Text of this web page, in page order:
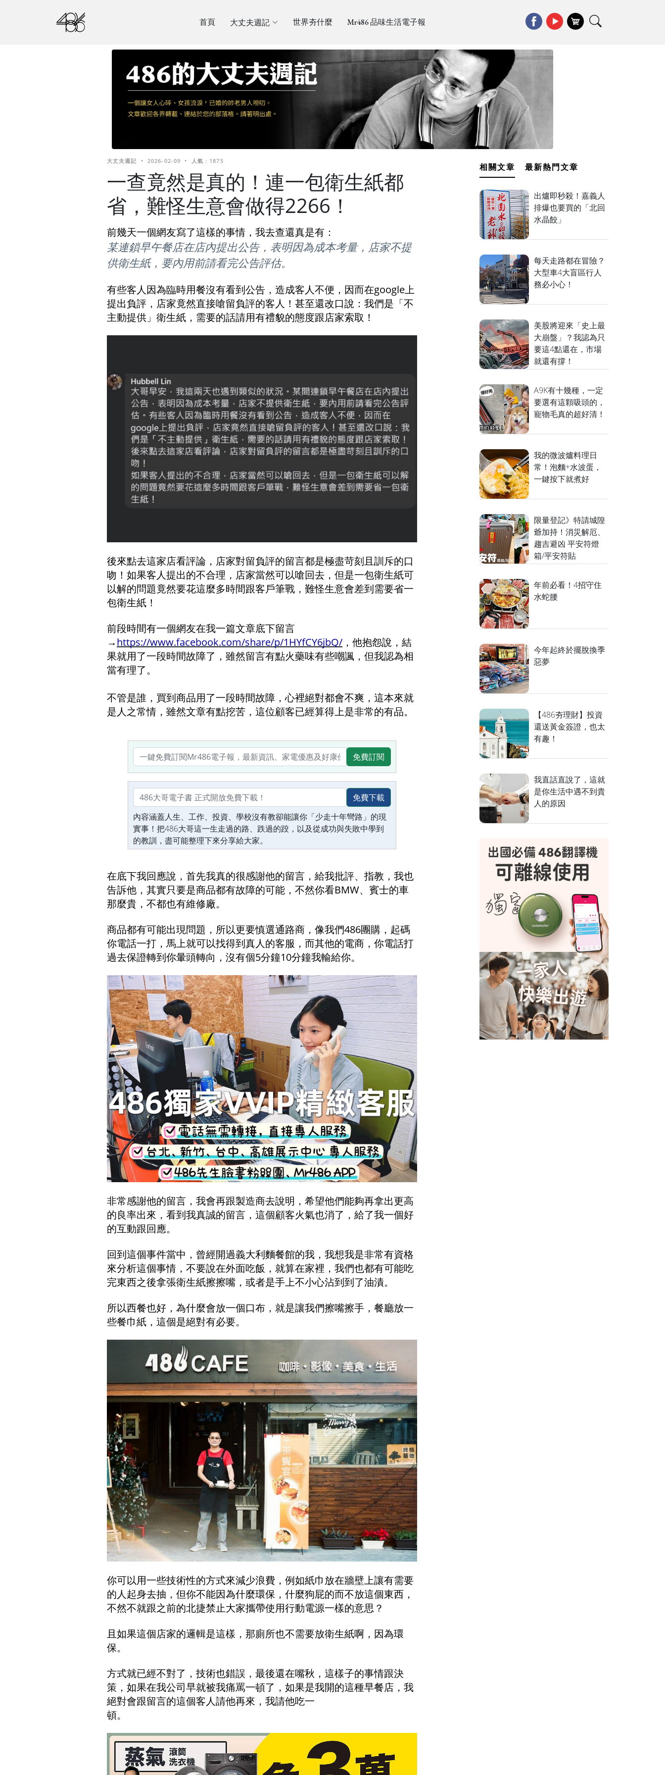
首頁 大丈夫週記 世界夯什麼 Mr486 品味生活電子報
大丈夫週記 • 2026-02-09 • 人氣 : 1875
一查竟然是真的！連一包衛生紙都
省，難怪生意會做得2266！
前幾天一個網友寫了這樣的事情，我去查還真是有：
某連鎖早午餐店在店內提出公告，表明因為成本考量，店家不提
供衛生紙，要內用前請看完公告評估。
有些客人因為臨時用餐沒有看到公告，造成客人不便，因而在google上
提出負評，店家竟然直接嗆留負評的客人！甚至還改口說：我們是「不
主動提供」衛生紙，需要的話請用有禮貌的態度跟店家索取！
後來點去這家店看評論，店家對留負評的留言都是極盡苛刻且訓斥的口
吻！如果客人提出的不合理，店家當然可以嗆回去，但是一包衛生紙可
以解的問題竟然要花這麼多時間跟客戶筆戰，難怪生意會差到需要省一
包衛生紙！
前段時間有一個網友在我一篇文章底下留言
→https://www.facebook.com/share/p/1HYfCY6jbQ/ ，他抱怨說，結
果就用了一段時間故障了，雖然留言有點火藥味有些嘲諷，但我認為相
當有理了。
不管是誰，買到商品用了一段時間故障，心裡絕對都會不爽，這本來就
是人之常情，雖然文章有點挖苦，這位顧客已經算得上是非常的有品。
免費訂閱
免費下載
內容涵蓋人生、工作、投資、學校沒有教卻能讓你「少走十年彎路」的現
實事！把486大哥這一生走過的路、跌過的跤，以及從成功與失敗中學到
的教訓，盡可能整理下來分享給大家。
在底下我回應說，首先我真的很感謝他的留言，給我批評、指教，我也
告訴他，其實只要是商品都有故障的可能，不然你看BMW、賓士的車
那麼貴，不都也有維修廠。
商品都有可能出現問題，所以更要慎選通路商，像我們486團購，起碼
你電話一打，馬上就可以找得到真人的客服，而其他的電商，你電話打
過去保證轉到你暈頭轉向，沒有個5分鐘10分鐘我輸給你。
非常感謝他的留言，我會再跟製造商去說明，希望他們能夠再拿出更高
的良率出來，看到我真誠的留言，這個顧客火氣也消了，給了我一個好
的互動跟回應。
回到這個事件當中，曾經開過義大利麵餐館的我，我想我是非常有資格
來分析這個事情，不要說在外面吃飯，就算在家裡，我們也都有可能吃
完東西之後拿張衛生紙擦擦嘴，或者是手上不小心沾到到了油漬。
所以西餐也好，為什麼會放一個口布，就是讓我們擦嘴擦手，餐廳放一
些餐巾紙，這個是絕對有必要。
你可以用一些技術性的方式來減少浪費，例如紙巾放在牆壁上讓有需要
的人起身去抽，但你不能因為什麼環保，什麼狗屁的而不放這個東西，
不然不就跟之前的北捷禁止大家攜帶使用行動電源一樣的意思？
且如果這個店家的邏輯是這樣，那廁所也不需要放衛生紙啊，因為環
保。
方式就已經不對了，技術也錯誤，最後還在嘴秋，這樣子的事情跟決
策，如果在我公司早就被我痛罵一頓了，如果是我開的這種早餐店，我
絕對會跟留言的這個客人請他再來，我請他吃一
頓。
相關文章 最新熱門文章
出爐即秒殺！嘉義人
排爆也要買的「北回
水晶餃」
每天走路都在冒險？
大型車4大盲區行人
務必小心！
美股將迎來「史上最
大崩盤」？我認為只
要這4點還在，市場
就還有撐！
A9K有十幾種，一定
要選有這顆吸頭的，
寵物毛真的超好清！
我的微波爐料理日
常！泡麵+水波蛋，
一鍵按下就煮好
限量登記》特請城隍
爺加持！消災解厄、
趨吉避凶 平安符燈
箱/平安符貼
年前必看！4招守住
水蛇腰
今年起終於擺脫換季
惡夢
【486夯理財】投資
還送黃金簽證，也太
有趣！
我直話直說了，這就
是你生活中遇不到貴
人的原因